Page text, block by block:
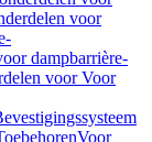
voor
dampbarrière-
voor Voor
Voor